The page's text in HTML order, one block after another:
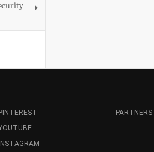
PINTEREST
INSTAGRAM
PARTNERS